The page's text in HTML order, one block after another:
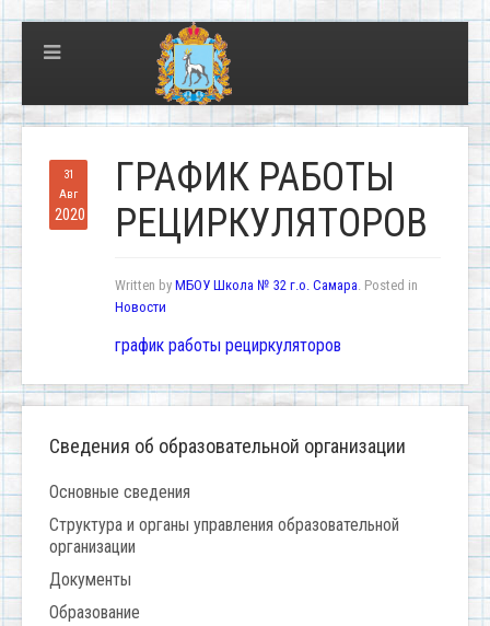
31
Авг
2020
ГРАФИК РАБОТЫ
РЕЦИРКУЛЯТОРОВ
Written by МБОУ Школа № 32 г.о. Самара. Posted in
Новости
график работы рециркуляторов
Сведения об образовательной организации
Основные сведения
Структура и органы управления образовательной
организации
Документы
Образование